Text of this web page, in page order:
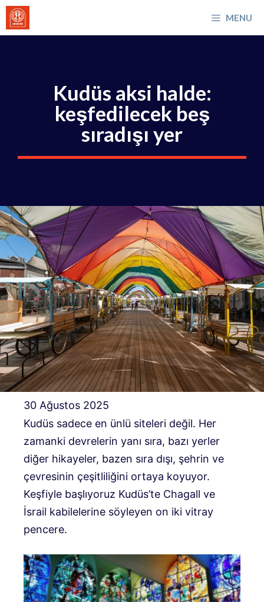
İçeriğe
atla
MENU
Kudüs aksi halde:
keşfedilecek beş
sıradışı yer
30 Ağustos 2025
Kudüs sadece en ünlü siteleri değil. Her
zamanki devrelerin yanı sıra, bazı yerler
diğer hikayeler, bazen sıra dışı, şehrin ve
çevresinin çeşitliliğini ortaya koyuyor.
Keşfiyle başlıyoruz Kudüs’te Chagall ve
İsrail kabilelerine söyleyen on iki vitray
pencere.